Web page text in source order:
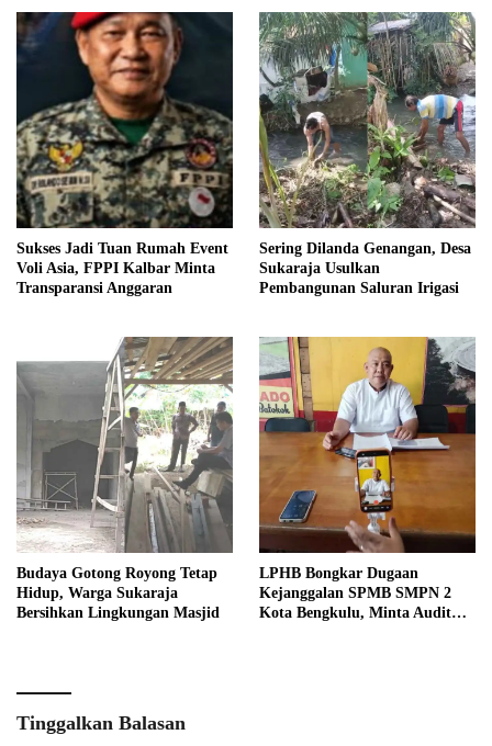
Sukses Jadi Tuan Rumah Event
Voli Asia, FPPI Kalbar Minta
Transparansi Anggaran
Sering Dilanda Genangan, Desa
Sukaraja Usulkan
Pembangunan Saluran Irigasi
Budaya Gotong Royong Tetap
Hidup, Warga Sukaraja
Bersihkan Lingkungan Masjid
LPHB Bongkar Dugaan
Kejanggalan SPMB SMPN 2
Kota Bengkulu, Minta Audit
Tinggalkan Balasan